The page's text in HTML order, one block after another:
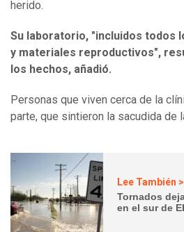
herido.
Su laboratorio, "incluidos todos
y materiales reproductivos",
los hechos, añadió.
Personas que viven cerca de la
parte, que sintieron la sacudida de
Lee También >
Tornados
en el sur de